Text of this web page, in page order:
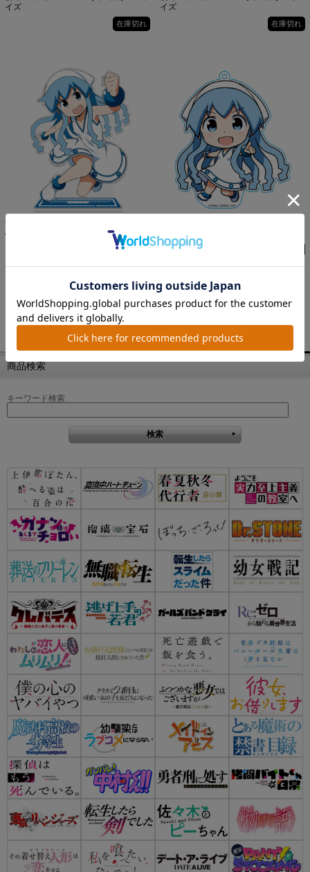
イズ
在庫切れ
イズ
在庫切れ
侵略！イカ娘 アクリルキャラスタンド
A
在庫切れ
1 / 1ページ（全14件）
商品検索
キーワード検索